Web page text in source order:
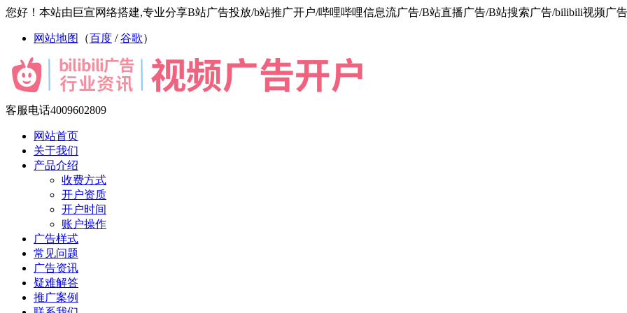
您好！本站由巨宣网络搭建,专业分享B站广告投放/b站推广开户/哔哩哔哩信息流广告/B站直播广告/B站搜索广告/bilibili视频广
网站地图 （百度 /谷歌）
客服电话4009602809
网站首页
关于我们
产品介绍
收费方式
开户资质
开户时间
账户操作
广告样式
常见问题
广告资讯
疑难解答
推广案例